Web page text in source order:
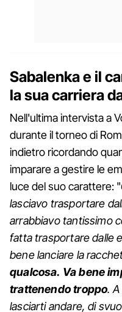
Sabalenka e il
la sua carriera
Nell'ultima intervista a
durante il torneo di
indietro ricordando
imparare a gestire le
luce del suo carattere: "
lasciavo trasportare
arrabbiavo tantissimo
fatta trasportare dalle
bene lanciare la
qualcosa. Va bene
trattenendo troppo.
lasciarti andare, di